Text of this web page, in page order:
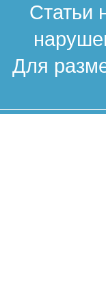
Статьи
Для